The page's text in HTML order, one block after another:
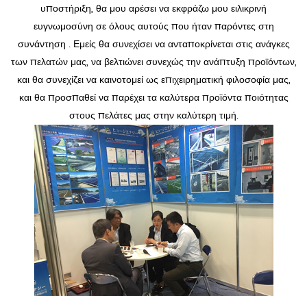
υποστήριξη, θα μου αρέσει να εκφράζω μου ειλικρινή
ευγνωμοσύνη σε όλους αυτούς που ήταν παρόντες στη
συνάντηση . Εμείς θα συνεχίσει να ανταποκρίνεται στις ανάγκες
των πελατών μας, να βελτιώνει συνεχώς την ανάπτυξη προϊόντων,
και θα συνεχίζει να καινοτομεί ως επιχειρηματική φιλοσοφία μας,
και θα προσπαθεί να παρέχει τα καλύτερα προϊόντα ποιότητας
στους πελάτες μας στην καλύτερη τιμή.